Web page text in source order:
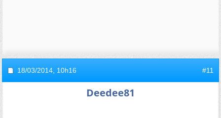
18/03/2014, 10h16 #11
Deedee81